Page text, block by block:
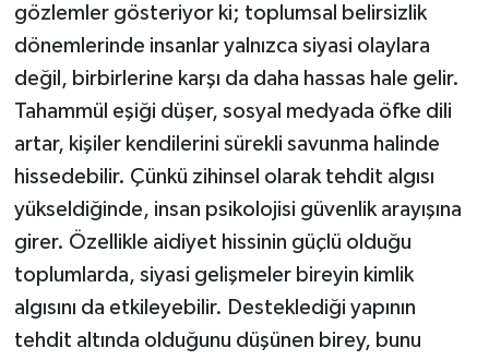
gözlemler gösteriyor ki; toplumsal belirsizlik
dönemlerinde insanlar yalnızca siyasi olaylara
değil, birbirlerine karşı da daha hassas hale gelir.
Tahammül eşiği düşer, sosyal medyada öfke dili
artar, kişiler kendilerini sürekli savunma halinde
hissedebilir. Çünkü zihinsel olarak tehdit algısı
yükseldiğinde, insan psikolojisi güvenlik arayışına
girer. Özellikle aidiyet hissinin güçlü olduğu
toplumlarda, siyasi gelişmeler bireyin kimlik
algısını da etkileyebilir. Desteklediği yapının
tehdit altında olduğunu düşünen birey, bunu